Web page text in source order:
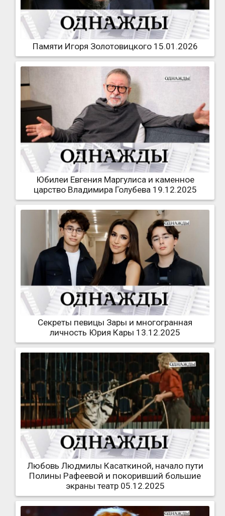
Памяти Игоря Золотовицкого 15.01.2026
Юбилеи Евгения Маргулиса и каменное
царство Владимира Голубева 19.12.2025
Секреты певицы Зары и многогранная
личность Юрия Кары 13.12.2025
Любовь Людмилы Касаткиной, начало пути
Полины Рафеевой и покоривший большие
экраны театр 05.12.2025